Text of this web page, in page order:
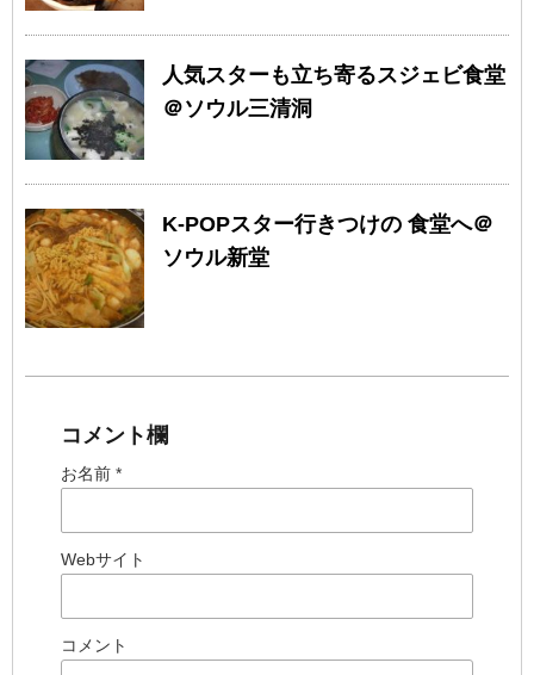
人気スターも立ち寄るスジェビ食堂
＠ソウル三清洞
K-POPスター行きつけの 食堂へ＠
ソウル新堂
コメント欄
お名前 *
Webサイト
コメント